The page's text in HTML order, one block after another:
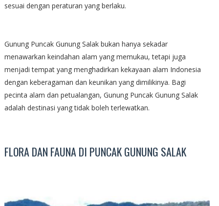
sesuai dengan peraturan yang berlaku.
Gunung Puncak Gunung Salak bukan hanya sekadar
menawarkan keindahan alam yang memukau, tetapi juga
menjadi tempat yang menghadirkan kekayaan alam Indonesia
dengan keberagaman dan keunikan yang dimilikinya. Bagi
pecinta alam dan petualangan, Gunung Puncak Gunung Salak
adalah destinasi yang tidak boleh terlewatkan.
FLORA DAN FAUNA DI PUNCAK GUNUNG SALAK